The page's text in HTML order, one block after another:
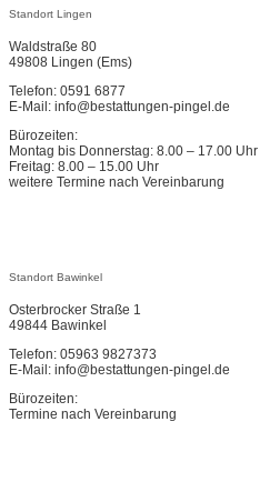
Standort Lingen
Waldstraße 80
49808 Lingen (Ems)
Telefon: 0591 6877
E-Mail: info@bestattungen-pingel.de
Bürozeiten:
Montag bis Donnerstag: 8.00 – 17.00 Uhr
Freitag: 8.00 – 15.00 Uhr
weitere Termine nach Vereinbarung
Standort Bawinkel
Osterbrocker Straße 1
49844 Bawinkel
Telefon: 05963 9827373
E-Mail: info@bestattungen-pingel.de
Bürozeiten:
Termine nach Vereinbarung